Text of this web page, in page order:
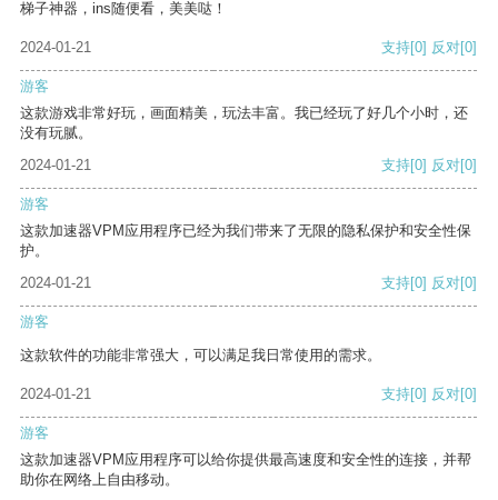
梯子神器，ins随便看，美美哒！
2024-01-21 支持[0] 反对[0]
游客
这款游戏非常好玩，画面精美，玩法丰富。我已经玩了好几个小时，还
没有玩腻。
2024-01-21
支持[0] 反对[0]
游客
这款加速器VPM应用程序已经为我们带来了无限的隐私保护和安全性保
护。
2024-01-21
支持[0] 反对[0]
游客
这款软件的功能非常强大，可以满足我日常使用的需求。
2024-01-21 支持[0] 反对[0]
游客
这款加速器VPM应用程序可以给你提供最高速度和安全性的连接，并帮
助你在网络上自由移动。